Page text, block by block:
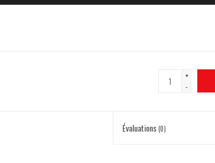
+
-
Évaluations(0)